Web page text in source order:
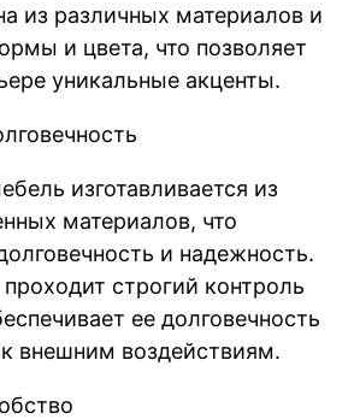
из различных материалов и
и цвета, что позволяет
уникальные акценты.
изготавливается из
материалов, что
и надежность.
строгий контроль
ее долговечность
внешним воздействиям.